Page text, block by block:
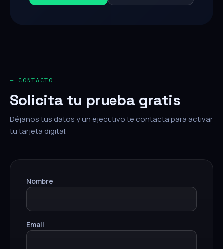
— CONTACTO
Solicita tu prueba gratis
Déjanos tus datos y un ejecutivo te contacta para activar
tu tarjeta digital.
Nombre
Email